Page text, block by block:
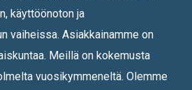
käyttöönoton ja
vaiheissa. Asiakkainamme on
Meillä on kokemusta
vuosikymmeneltä. Olemme